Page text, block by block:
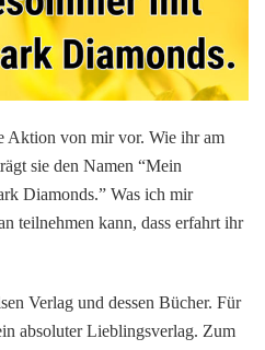
Aktion von mir vor. Wie ihr am
sie den Namen “Mein
Diamonds.” Was ich mir
teilnehmen kann, dass erfahrt ihr
Verlag und dessen Bücher. Für
absoluter Lieblingsverlag. Zum